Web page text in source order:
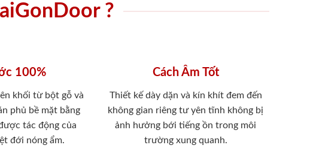
?
100%
khối từ bột gỗ và
phủ bề mặt bằng
tác động của
đới nóng ẩm.
Cách Âm Tốt
Thiết kế dày dặn và kín khít đem đến
không gian riêng tư yên tĩnh không bị
ảnh hưởng bới tiếng ồn trong môi
trường xung quanh.